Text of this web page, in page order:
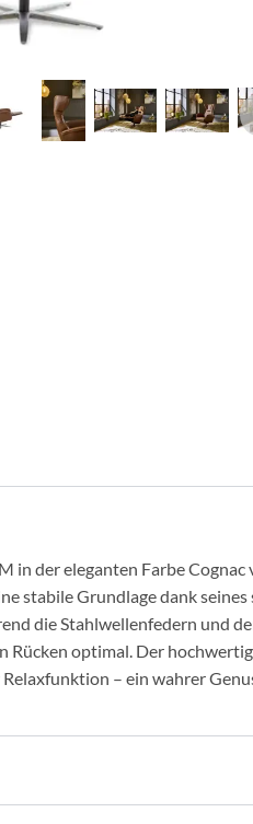
in der eleganten Farbe
stabile Grundlage dank
die Stahlwellenfedern und
Rücken optimal. Der
– ein wahrer